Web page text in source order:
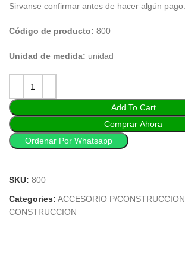
Sirvanse confirmar antes de hacer algún pago.
Código de producto: 800
Unidad de medida: unidad
Add To Cart
Comprar Ahora
Ordenar Por Whatsapp
SKU: 800
Categories: ACCESORIO P/CONSTRUCCION
CONSTRUCCION